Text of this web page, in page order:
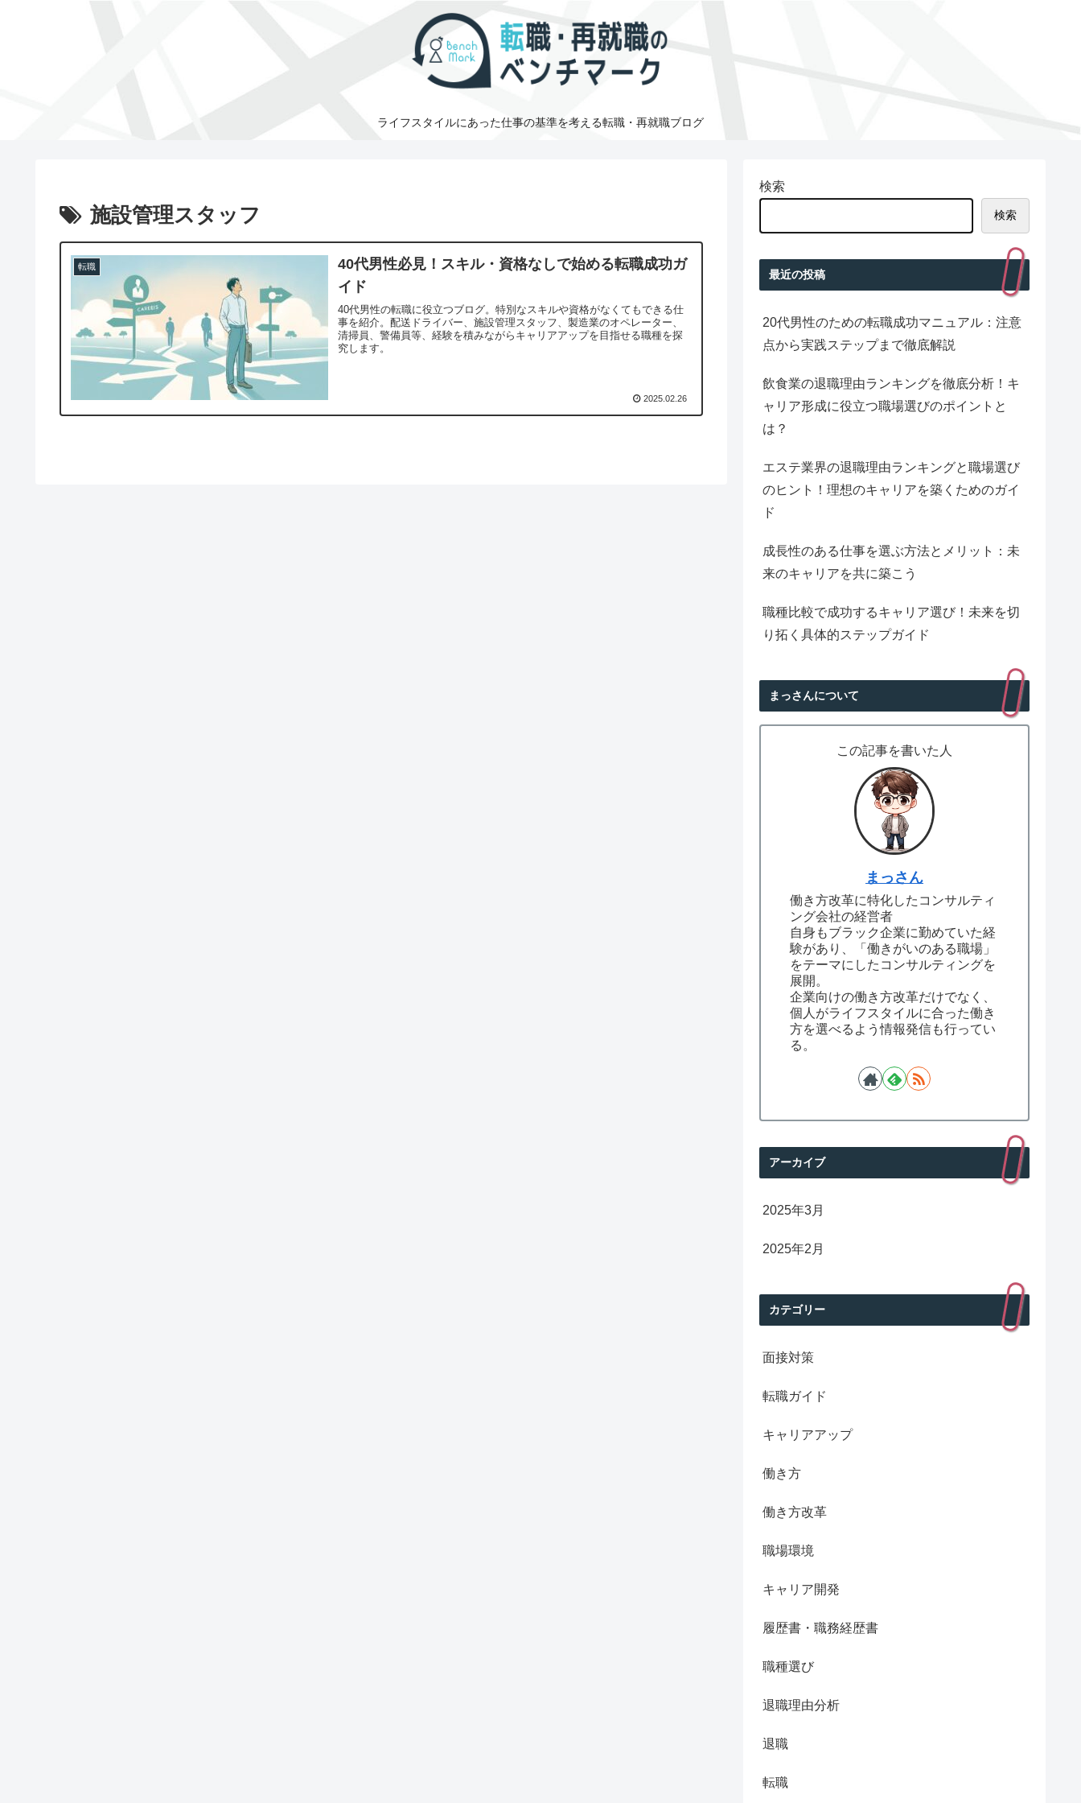
ライフスタイルにあった仕事の基準を考える転職・再就職ブログ
施設管理スタッフ
転職
40代男性必見！スキル・資格なしで始める転職成功ガ
イド
40代男性の転職に役立つブログ。特別なスキルや資格がなくてもできる仕
事を紹介。配送ドライバー、施設管理スタッフ、製造業のオペレーター、
清掃員、警備員等、経験を積みながらキャリアアップを目指せる職種を探
究します。
2025.02.26
検索
検索
最近の投稿
20代男性のための転職成功マニュアル：注意
点から実践ステップまで徹底解説
飲食業の退職理由ランキングを徹底分析！キ
ャリア形成に役立つ職場選びのポイントと
は？
エステ業界の退職理由ランキングと職場選び
のヒント！理想のキャリアを築くためのガイ
ド
成長性のある仕事を選ぶ方法とメリット：未
来のキャリアを共に築こう
職種比較で成功するキャリア選び！未来を切
り拓く具体的ステップガイド
まっさんについて
この記事を書いた人
まっさん
働き方改革に特化したコンサルティ
ング会社の経営者
自身もブラック企業に勤めていた経
験があり、「働きがいのある職場」
をテーマにしたコンサルティングを
展開。
企業向けの働き方改革だけでなく、
個人がライフスタイルに合った働き
方を選べるよう情報発信も行ってい
る。
アーカイブ
2025年3月
2025年2月
カテゴリー
面接対策
転職ガイド
キャリアアップ
働き方
働き方改革
職場環境
キャリア開発
履歴書・職務経歴書
職種選び
退職理由分析
退職
転職